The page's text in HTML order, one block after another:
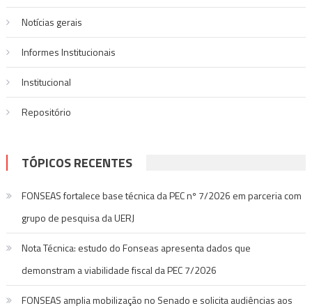
Notí­cias gerais
Informes Institucionais
Institucional
Repositório
TÓPICOS RECENTES
FONSEAS fortalece base técnica da PEC nº 7/2026 em parceria com
grupo de pesquisa da UERJ
Nota Técnica: estudo do Fonseas apresenta dados que
demonstram a viabilidade fiscal da PEC 7/2026
FONSEAS amplia mobilização no Senado e solicita audiências aos